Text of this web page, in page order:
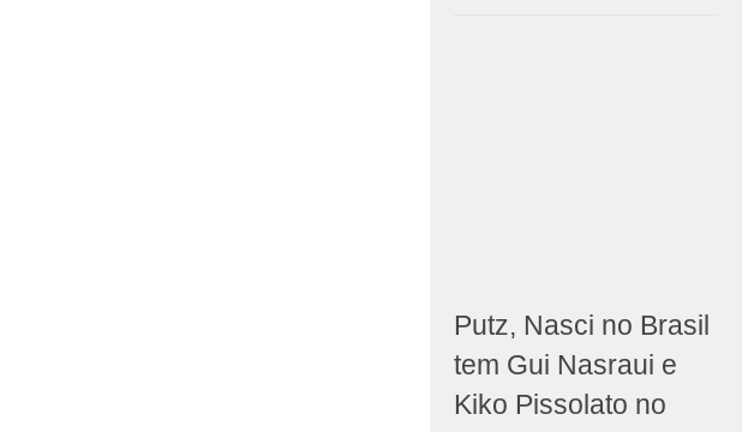
Putz, Nasci no Brasil
tem Gui Nasraui e
Kiko Pissolato no